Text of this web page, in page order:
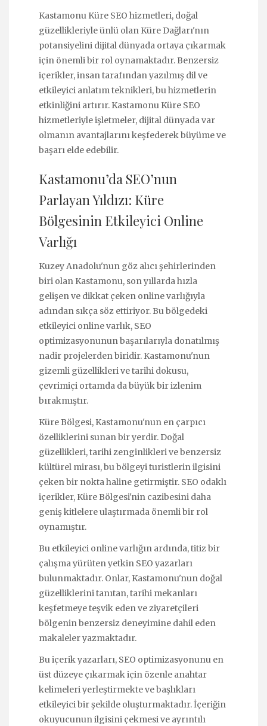
Kastamonu Küre SEO hizmetleri, doğal
güzellikleriyle ünlü olan Küre Dağları'nın
potansiyelini dijital dünyada ortaya çıkarmak
için önemli bir rol oynamaktadır. Benzersiz
içerikler, insan tarafından yazılmış dil ve
etkileyici anlatım teknikleri, bu hizmetlerin
etkinliğini artırır. Kastamonu Küre SEO
hizmetleriyle işletmeler, dijital dünyada var
olmanın avantajlarını keşfederek büyüme ve
başarı elde edebilir.
Kastamonu’da SEO’nun
Parlayan Yıldızı: Küre
Bölgesinin Etkileyici Online
Varlığı
Kuzey Anadolu'nun göz alıcı şehirlerinden
biri olan Kastamonu, son yıllarda hızla
gelişen ve dikkat çeken online varlığıyla
adından sıkça söz ettiriyor. Bu bölgedeki
etkileyici online varlık, SEO
optimizasyonunun başarılarıyla donatılmış
nadir projelerden biridir. Kastamonu'nun
gizemli güzellikleri ve tarihi dokusu,
çevrimiçi ortamda da büyük bir izlenim
bırakmıştır.
Küre Bölgesi, Kastamonu'nun en çarpıcı
özelliklerini sunan bir yerdir. Doğal
güzellikleri, tarihi zenginlikleri ve benzersiz
kültürel mirası, bu bölgeyi turistlerin ilgisini
çeken bir nokta haline getirmiştir. SEO odaklı
içerikler, Küre Bölgesi'nin cazibesini daha
geniş kitlelere ulaştırmada önemli bir rol
oynamıştır.
Bu etkileyici online varlığın ardında, titiz bir
çalışma yürüten yetkin SEO yazarları
bulunmaktadır. Onlar, Kastamonu'nun doğal
güzelliklerini tanıtan, tarihi mekanları
keşfetmeye teşvik eden ve ziyaretçileri
bölgenin benzersiz deneyimine dahil eden
makaleler yazmaktadır.
Bu içerik yazarları, SEO optimizasyonunu en
üst düzeye çıkarmak için özenle anahtar
kelimeleri yerleştirmekte ve başlıkları
etkileyici bir şekilde oluşturmaktadır. İçeriğin
okuyucunun ilgisini çekmesi ve ayrıntılı